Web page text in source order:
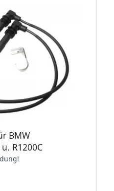
BMW
R1200C